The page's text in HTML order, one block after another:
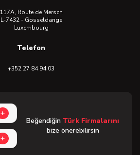
117A, Route de Mersch
L-7432 - Gosseldange
Luxembourg
Telefon
+352 27 84 94 03
Beğendiğin Türk Firmalarını
bize önerebilirsin